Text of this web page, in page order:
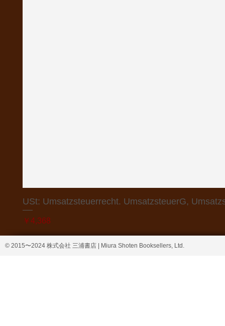
USt: Umsatzsteuerrecht. UmsatzsteuerG,
価格
￥4,368
© 2015〜2024 株式会社 三浦書店 | Miura Shoten Booksellers, Ltd.